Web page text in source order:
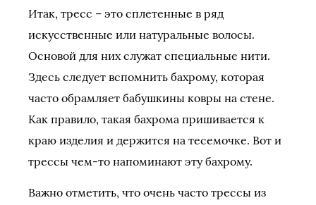
Итак, тресс – это сплетенные в ряд
искусственные или натуральные волосы.
Основой для них служат специальные нити.
Здесь следует вспомнить бахрому, которая
часто обрамляет бабушкины ковры на стене.
Как правило, такая бахрома пришивается к
краю изделия и держится на тесемочке. Вот и
трессы чем-то напоминают эту бахрому.
Важно отметить, что очень часто трессы из